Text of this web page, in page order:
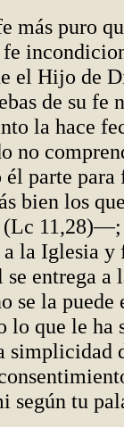
más puro
fe
el Hijo de
de su fe
la hace
no
parte para
bien los
11,28)—;
la Iglesia
entrega a
se la puede
lo que le ha
según tu